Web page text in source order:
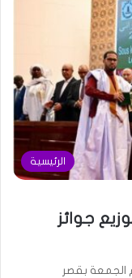
الرئيسية
جوائز
الجمعة بقصر